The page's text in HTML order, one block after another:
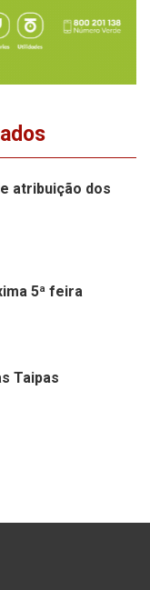
atribuição dos
5ª feira
Taipas